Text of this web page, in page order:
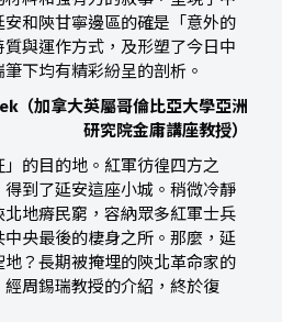
和陝甘寧邊區的確是「意外的
與運作方式，及形塑了今日中
下均有精彩紛呈的剖析。
（加拿大英屬哥倫比亞大學亞洲
研究院金庸講座教授）
的目的地。紅軍彷徨四方之
到了延安這座小城。稍微冷靜
地瘠民窮，容納眾多紅軍士兵
央最後的棲身之所。那麼，延
？長期被掩埋的陝北革命家的
周錫瑞教授的介紹，終於復